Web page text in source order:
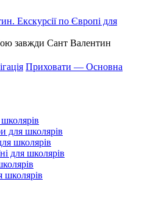
Екскурсії по Європі для
завжди Сант Валентин
Приховати — Основна
для школярів
школярів
для школярів
школярів